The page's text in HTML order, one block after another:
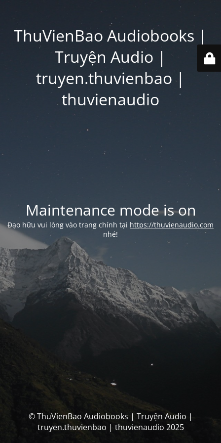
ThuVienBao Audiobooks |
Truyện Audio |
truyen.thuvienbao |
thuvienaudio
Maintenance mode is on
Đạo hữu vui lòng vào trang chính tại https://thuvienaudio.com
nhé!
© ThuVienBao Audiobooks | Truyện Audio |
truyen.thuvienbao | thuvienaudio 2025